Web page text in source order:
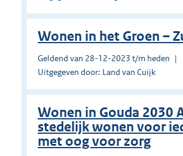
Wonen in het Groen –
Geldend van 28-12-2023 t/m heden
Uitgegeven door: Land van Cuijk
Wonen in Gouda 2030
stedelijk wonen voor
met oog voor zorg